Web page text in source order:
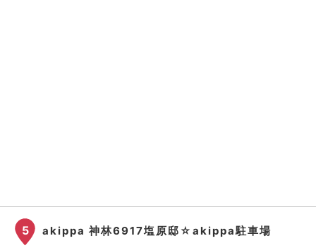
5 akippa 神林6917塩原邸☆akippa駐車場